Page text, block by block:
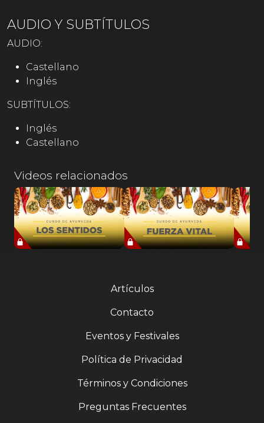
AUDIO Y SUBTÍTULOS
AUDIO:
Castellano
Inglés
SUBTÍTULOS:
Inglés
Castellano
Videos relacionados
Artículos
Contacto
Eventos y Festivales
Política de Privacidad
Términos y Condiciones
Preguntas Frecuentes